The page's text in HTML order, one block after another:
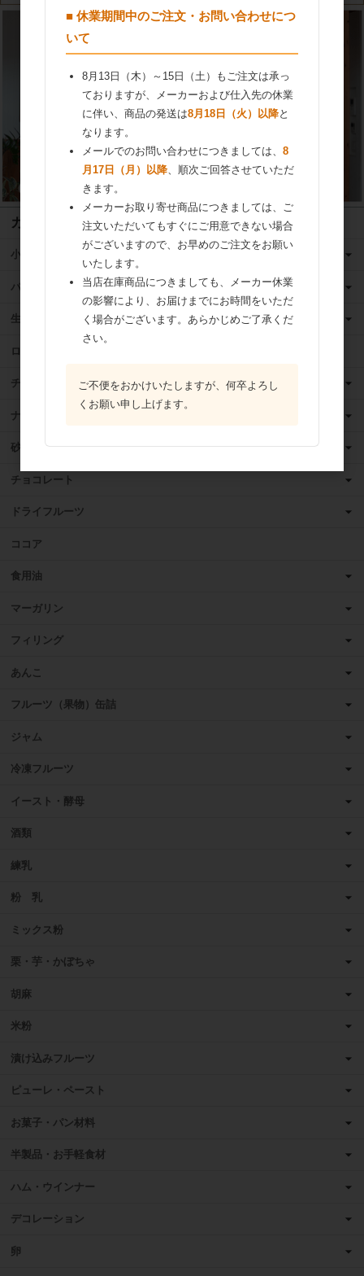
カテゴリ
小麦粉
バター
生クリーム
ロングライフ牛乳
チーズ
ナッツ
砂糖
チョコレート
ドライフルーツ
ココア
食用油
マーガリン
フィリング
あんこ
フルーツ（果物）缶詰
ジャム
冷凍フルーツ
イースト・酵母
酒類
練乳
粉 乳
ミックス粉
栗・芋・かぼちゃ
胡麻
米粉
漬け込みフルーツ
ピューレ・ペースト
お菓子・パン材料
半製品・お手軽食材
ハム・ウインナー
デコレーション
卵
■ 休業期間中のご注文・お問い合わせにつ
いて
8月13日（木）～15日（土）もご注文は承っ
ておりますが、メーカーおよび仕入先の休業
に伴い、商品の発送は8月18日（火）以降と
なります。
メールでのお問い合わせにつきましては、 8
月17日（月）以降、順次ご回答させていただ
きます。
メーカーお取り寄せ商品につきましては、ご
注文いただいてもすぐにご用意できない場合
がございますので、お早めのご注文をお願い
いたします。
当店在庫商品につきましても、メーカー休業
の影響により、お届けまでにお時間をいただ
く場合がございます。あらかじめご了承くだ
さい。
ご不便をおかけいたしますが、何卒よろし
くお願い申し上げます。